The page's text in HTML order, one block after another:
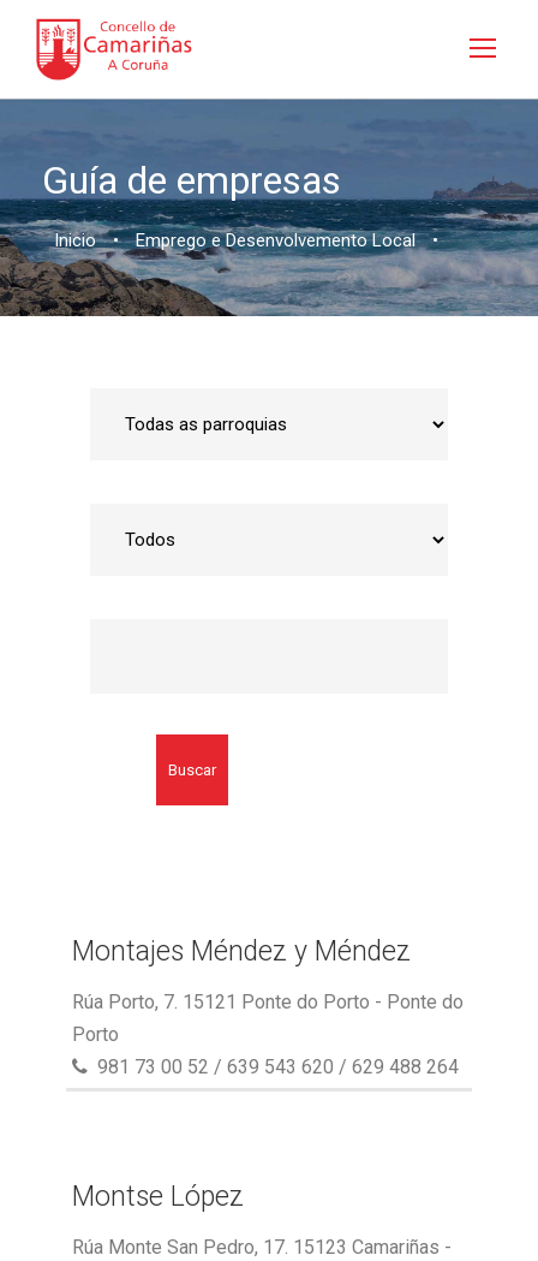
Guía de empresas
Inicio • Emprego e Desenvolvemento Local •
Buscar
Montajes Méndez y Méndez
Rúa Porto, 7. 15121 Ponte do Porto - Ponte do
Porto
981 73 00 52 / 639 543 620 / 629 488 264
Montse López
Rúa Monte San Pedro, 17. 15123 Camariñas -